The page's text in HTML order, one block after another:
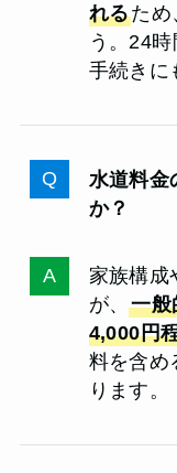
れるため
う。24
手続きに
水道料金
か？
家族構成
が、一般
4,000円
料を含め
ります。